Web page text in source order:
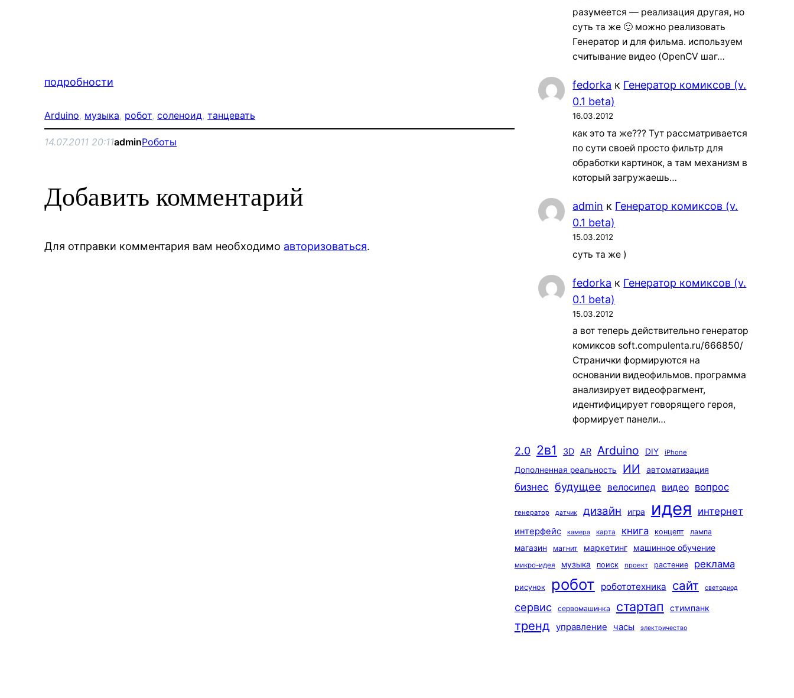
подробности
Arduino, музыка, робот, соленоид, танцевать
14.07.2011 20:11adminРоботы
Добавить комментарий
Для отправки комментария вам необходимо авторизоваться.
разумеется — реализация другая, но
суть та же 🙂 можно реализовать
Генератор и для фильма. используем
считывание видео (OpenCV шаг…
fedorka к Генератор комиксов (v.
0.1 beta)
16.03.2012
как это та же??? Тут рассматривается
по сути своей просто фильтр для
обработки картинок, а там механизм в
который загружаешь…
admin к Генератор комиксов (v.
0.1 beta)
15.03.2012
суть та же )
fedorka к Генератор комиксов (v.
0.1 beta)
15.03.2012
а вот теперь действительно генератор
комиксов soft.compulenta.ru/666850/
Странички формируются на
основании видеофильмов. программа
анализирует видеофрагмент,
идентифицирует говорящего героя,
формирует панели…
2.0 2в1 3D AR Arduino DIY iPhone
Дополненная реальность ИИ автоматизация
бизнес будущее велосипед видео вопрос
генератор датчик дизайн игра идея интернет
интерфейс камера карта книга концепт лампа
магазин магнит маркетинг машинное обучение
микро-идея музыка поиск проект растение реклама
рисунок робот робототехника сайт светодиод
сервис сервомашинка стартап стимпанк
тренд управление часы электричество